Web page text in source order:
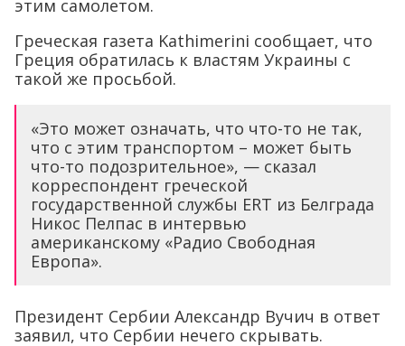
этим самолетом.
Греческая газета Kathimerini сообщает, что
Греция обратилась к властям Украины с
такой же просьбой.
«Это может означать, что что-то не так,
что с этим транспортом – может быть
что-то подозрительное», — сказал
корреспондент греческой
государственной службы ERT из Белграда
Никос Пелпас в интервью
американскому «Радио Свободная
Европа».
Президент Сербии Александр Вучич в ответ
заявил, что Сербии нечего скрывать.